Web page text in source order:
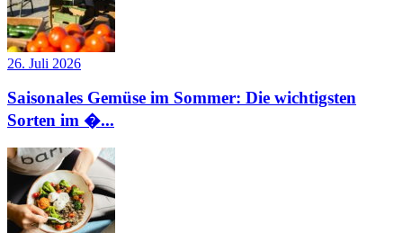
26. Juli 2026
Saisonales Gemüse im Sommer: Die wichtigsten
Sorten im �...